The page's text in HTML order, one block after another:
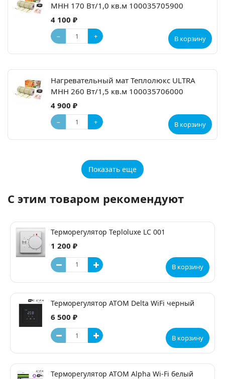
МНН 170 Вт/1,0 кв.м 100035705900
4 100 ₽
− + В корзину
Нагревательный мат Теплолюкс ULTRA
МНН 260 Вт/1,5 кв.м 100035706000
4 900 ₽
− + В корзину
Показать еще
С этим товаром рекомендуют
Терморегулятор Teploluxe LC 001
1 200 ₽
В корзину
Терморегулятор ATOM Delta WiFi черный
6 500 ₽
В корзину
Терморегулятор ATOM Alpha Wi-Fi белый